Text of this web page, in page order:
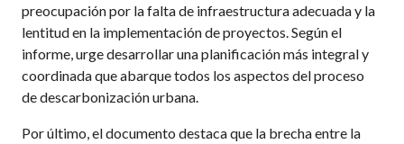
preocupación por la falta de infraestructura adecuada y la
lentitud en la implementación de proyectos. Según el
informe, urge desarrollar una planificación más integral y
coordinada que abarque todos los aspectos del proceso
de descarbonización urbana.
Por último, el documento destaca que la brecha entre la